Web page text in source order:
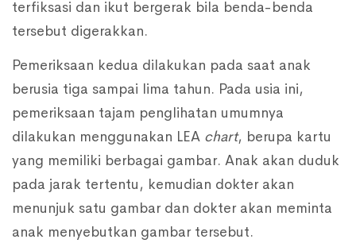
terfiksasi dan ikut bergerak bila benda-benda
tersebut digerakkan.
Pemeriksaan kedua dilakukan pada saat anak
berusia tiga sampai lima tahun. Pada usia ini,
pemeriksaan tajam penglihatan umumnya
dilakukan menggunakan LEA chart, berupa kartu
yang memiliki berbagai gambar. Anak akan duduk
pada jarak tertentu, kemudian dokter akan
menunjuk satu gambar dan dokter akan meminta
anak menyebutkan gambar tersebut.